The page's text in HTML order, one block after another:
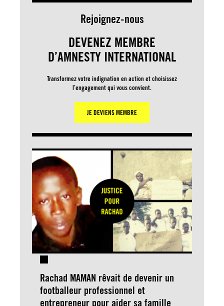
Rejoignez-nous
DEVENEZ MEMBRE
D’AMNESTY INTERNATIONAL
Transformez votre indignation en action et choisissez
l’engagement qui vous convient.
JE DEVIENS MEMBRE
Rachad MAMAN rêvait de devenir un
footballeur professionnel et
entrepreneur pour aider sa famille